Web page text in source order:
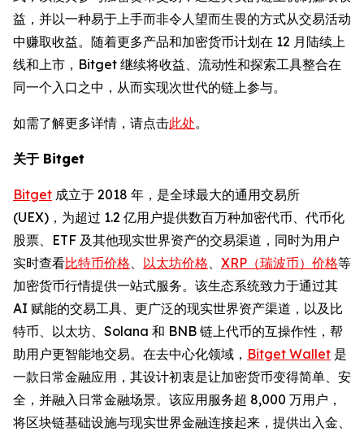
益，并以一种易于上手而非令人望而生畏的方式从交易活动
中赚取收益。随着更多产品和加密货币计划在 12 月陆续上
线和上市，Bitget 继续将收益、流动性和探索工具整合在
同一个入口之中，从而实现次世代的链上参与。
如需了解更多详情，请点击此处。
关于 Bitget
Bitget 成立于 2018 年，是全球最大的通用交易所
(UEX)，为超过 1.2 亿用户提供数百万种加密代币、代币化
股票、ETF 及其他现实世界资产的交易渠道，同时为用户
实时查看比特币价格、 以太坊价格、 XRP（瑞波币）价格等
加密货币行情提供一站式服务。该生态系统致力于通过其
AI 赋能的交易工具、更广泛的现实世界资产渠道，以及比
特币、以太坊、Solana 和 BNB 链上代币的互操作性，帮
助用户更智能地交易。在去中心化领域， Bitget Wallet 是
一款日常金融应用，其设计初衷是让加密货币变得简单、安
全，并融入日常金融场景。该应用服务超 8,000 万用户，
将区块链基础设施与现实世界金融连接起来，提供出入金、